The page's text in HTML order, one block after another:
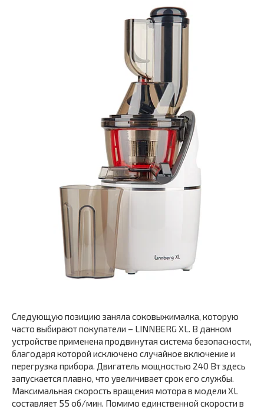
Следующую позицию заняла соковыжималка, которую
часто выбирают покупатели – LINNBERG XL. В данном
устройстве применена продвинутая система безопасности,
благодаря которой исключено случайное включение и
перегрузка прибора. Двигатель мощностью 240 Вт здесь
запускается плавно, что увеличивает срок его службы.
Максимальная скорость вращения мотора в модели XL
составляет 55 об/мин. Помимо единственной скорости в